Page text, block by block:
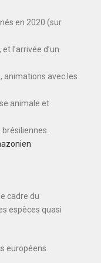
en 2020 (sur
l’arrivée d’un
animations avec les
animale et
cadre du
espèces quasi
européens.